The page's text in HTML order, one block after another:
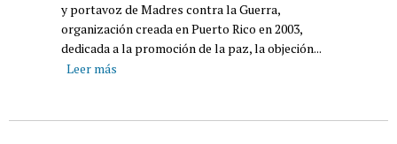
y portavoz de Madres contra la Guerra,
organización creada en Puerto Rico en 2003,
dedicada a la promoción de la paz, la objeción...
Leer más